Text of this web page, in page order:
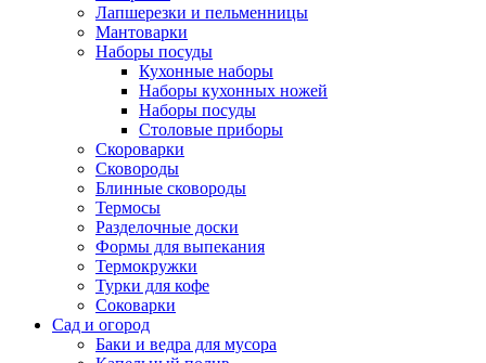
Лапшерезки и пельменницы
Мантоварки
Наборы посуды
Кухонные наборы
Наборы кухонных ножей
Наборы посуды
Столовые приборы
Скороварки
Сковороды
Блинные сковороды
Термосы
Разделочные доски
Формы для выпекания
Термокружки
Турки для кофе
Соковарки
Сад и огород
Баки и ведра для мусора